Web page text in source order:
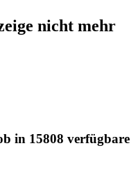
nicht mehr
in 15808 verfügbare